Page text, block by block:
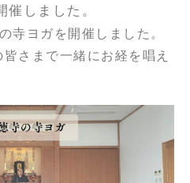
しました。
寺ヨガを開催しました。
さまで一緒にお経を唱え